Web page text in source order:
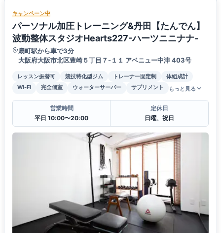
キャンペーン中
パーソナル加圧トレーニング&丹田【たんでん】
波動整体スタジオHearts227-ハーツニニナナ-
扇町駅から車で3分
大阪府大阪市北区豊崎５丁目７-１１ アベニュー中津 403号
レッスン振替可 競技特化型ジム トレーナー固定制
体組成計
Wi-Fi
完全個室 ウォーターサーバー サプリメント もっと見る
営業時間
平日 10:00〜20:00
定休日
日曜、祝日